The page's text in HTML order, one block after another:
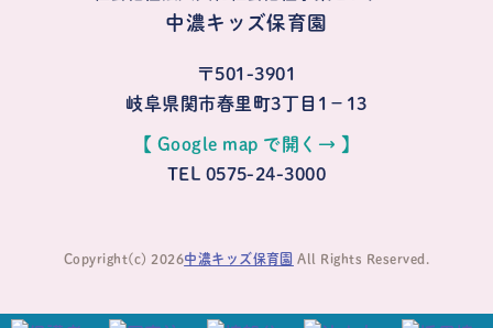
中濃キッズ保育園
〒501-3901
岐阜県関市春里町3丁目1−13
【 Google map で開く→ 】
TEL 0575-24-3000
Copyright(c) 2026中濃キッズ保育園 All Rights Reserved.